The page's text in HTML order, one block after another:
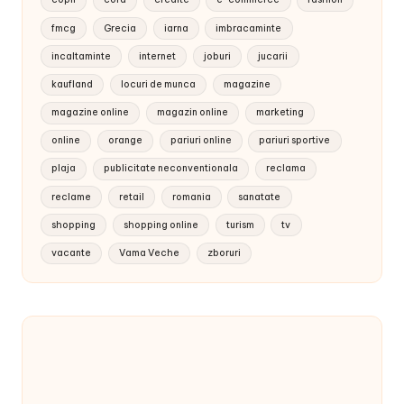
fmcg Grecia iarna imbracaminte
incaltaminte internet joburi jucarii
kaufland locuri de munca magazine
magazine online magazin online marketing
online orange pariuri online pariuri sportive
plaja publicitate neconventionala reclama
reclame retail romania sanatate
shopping shopping online turism tv
vacante Vama Veche zboruri